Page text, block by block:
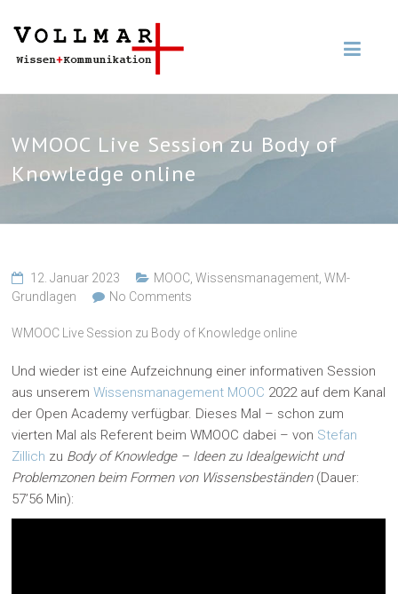
WMOOC Live Session zu Body of
Knowledge online
12. Januar 2023 MOOC ,Wissensmanagement ,WM-
Grundlagen
No Comments
WMOOC Live Session zu Body of Knowledge online
Und wieder ist eine Aufzeichnung einer informativen Session
aus unseremWissensmanagement MOOC 2022 auf dem Kanal
der Open Academy verfügbar. Dieses Mal – schon zum
vierten Mal als Referent beim WMOOC dabei – von Stefan
Zillich zu Body of Knowledge – Ideen zu Idealgewicht und
Problemzonen beim Formen von Wissensbeständen(Dauer:
57’56 Min):